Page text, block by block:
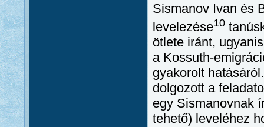
Sismanov Ivan és
levelezése10
ötlete iránt,
a Kossuth-
gyakorolt
dolgozott a
egy Sismanovnak
tehető) leveléhez